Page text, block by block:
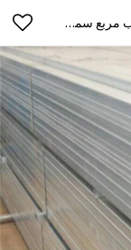
YOUFA تصنيع 2X2 الصلب قسم سعر أنابيب مربع سمك الجدار